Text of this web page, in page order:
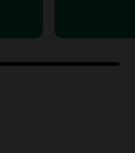
Bariloche y
malas